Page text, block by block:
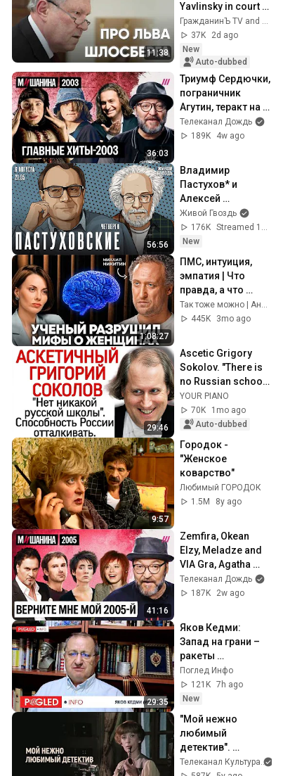
11:38
Yavlinsky in court
for the Lev
Shlosberg case /
Civil News
ГражданинЪ TV and 2 more
37K
2d ago
New
Auto-dubbed
36:03
Триумф Сердючки,
пограничник
Агутин, теракт на
Крыльях, Би-2 и
Земфира,
Хиты-2003
Телеканал Дождь
189K
4w ago
56:56
Владимир
Пастухов* и
Алексей
Венедиктов*.
Пастуховские
четверги / 06.08.26
Живой Гвоздь
176K
Streamed 1d ago
New
1:08:27
ПМС, интуиция,
эмпатия | Что
правда, а что
вымысел? |
Михаил Никитин
Так тоже можно | Анастасия Кирюшичева
445K
3mo ago
29:46
Ascetic Grigory
Sokolov. "There is
no Russian school."
Russia's ability to
push back.
YOUR PIANO
70K
1mo ago
Auto-dubbed
9:57
Городок -
"Женское
коварство"
Любимый ГОРОДОК
1.5M
8y ago
41:16
Zemfira, Okean
Elzy, Meladze and
VIA Gra, Agatha
Christie and
Krovostok. Music
Телеканал Дождь
187K
2w ago
29:35
Яков Кедми:
Запад на грани –
ракеты
заканчиваются,
Украина
проигрывает, а
петлю!
Поглед Инфо
121K 7h ago
New
"Мой нежно
любимый
детектив".
Художественный Телеканал Культура